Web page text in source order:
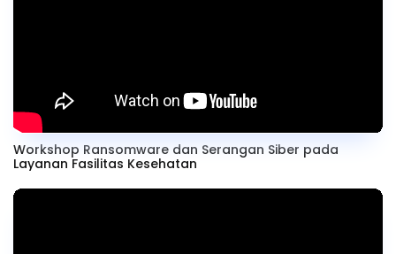
Workshop Ransomware dan Serangan Siber pada
Layanan Fasilitas Kesehatan